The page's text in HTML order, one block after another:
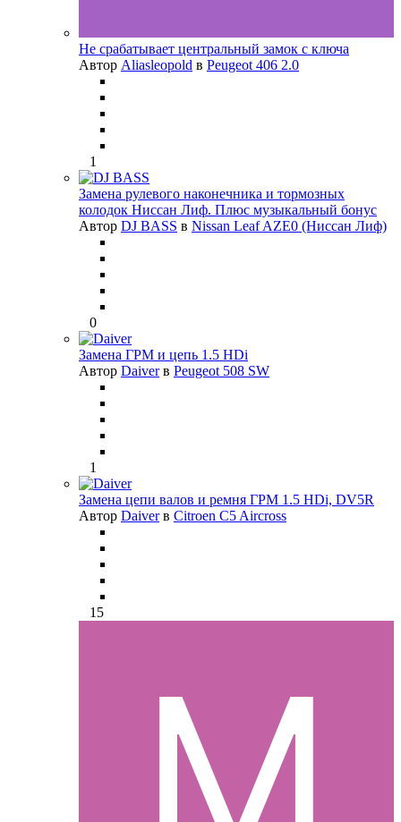
Не срабатывает центральный замок с ключа
Автор Aliasleopold в Peugeot 406 2.0
1
Замена рулевого наконечника и тормозных
колодок Ниссан Лиф. Плюс музыкальный бонус
Автор DJ BASS в Nissan Leaf AZE0 (Ниссан Лиф)
0
Замена ГРМ и цепь 1.5 HDi
Автор Daiverв Peugeot 508 SW
1
Замена цепи валов и ремня ГРМ 1.5 HDi, DV5R
Автор Daiverв Citroen C5 Aircross
15